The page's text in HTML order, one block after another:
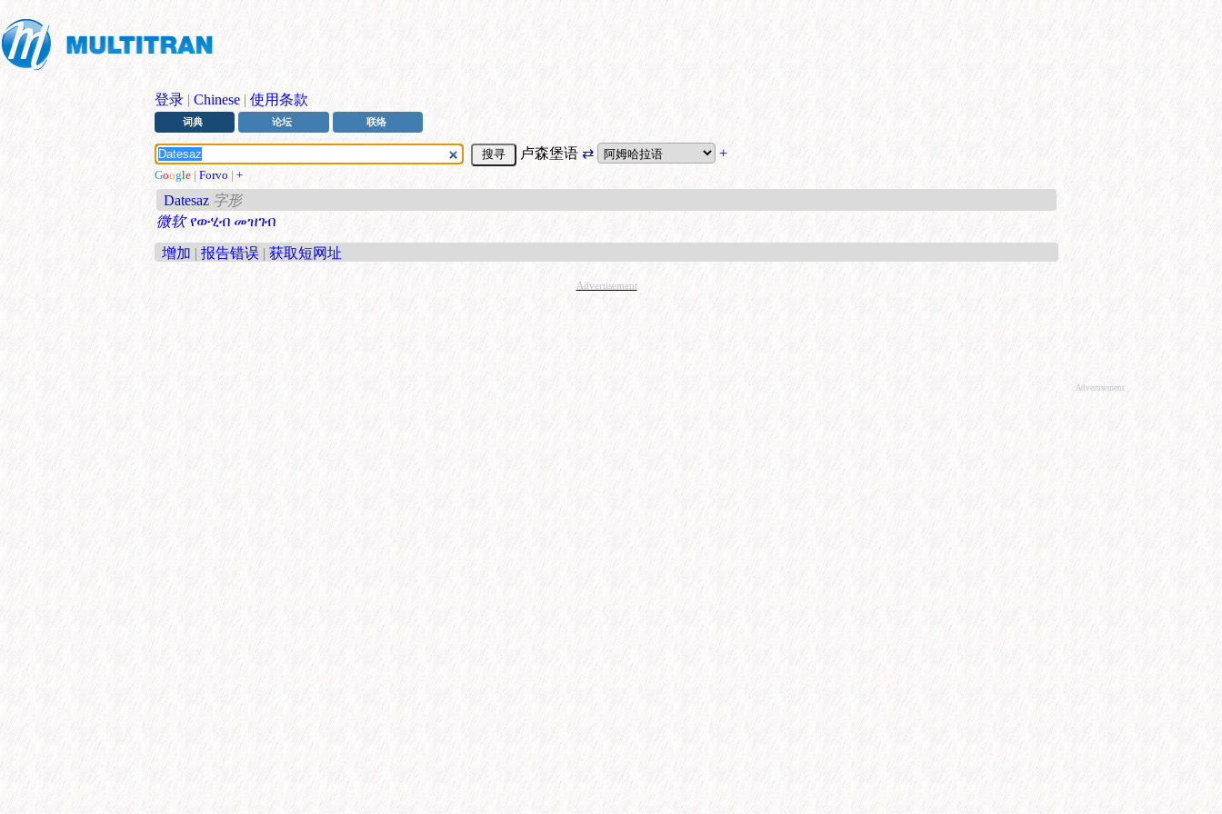
登录 | Chinese | 使用条款
词典 论坛 联络
卢森堡语 ⇄ +
Google | Forvo | +
Datesaz 字形
微软 የውሂብ መዝገብ
增加 | 报告错误 | 获取短网址
Advertisement
Advertisement